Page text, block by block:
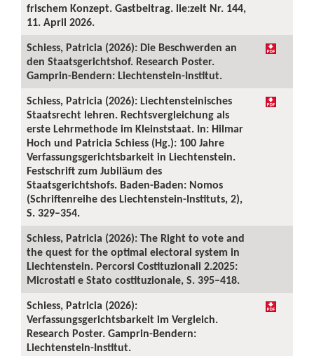
frischem Konzept. Gastbeitrag. lie:zeit Nr. 144,
11. April 2026.
Schiess, Patricia (2026): Die Beschwerden an
den Staatsgerichtshof. Research Poster.
Gamprin-Bendern: Liechtenstein-Institut.
Schiess, Patricia (2026): Liechtensteinisches
Staatsrecht lehren. Rechtsvergleichung als
erste Lehrmethode im Kleinststaat. In: Hilmar
Hoch und Patricia Schiess (Hg.): 100 Jahre
Verfassungsgerichtsbarkeit in Liechtenstein.
Festschrift zum Jubiläum des
Staatsgerichtshofs. Baden-Baden: Nomos
(Schriftenreihe des Liechtenstein-Instituts, 2),
S. 329–354.
Schiess, Patricia (2026): The Right to vote and
the quest for the optimal electoral system in
Liechtenstein. Percorsi Costituzionali 2.2025:
Microstati e Stato costituzionale, S. 395–418.
Schiess, Patricia (2026):
Verfassungsgerichtsbarkeit im Vergleich.
Research Poster. Gamprin-Bendern:
Liechtenstein-Institut.